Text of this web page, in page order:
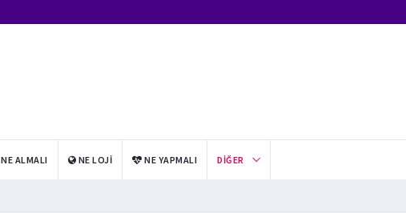
NE ALMALI NE LOJI NE YAPMALI DIĞER